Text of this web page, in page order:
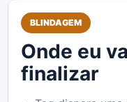
BLINDAGEM
Onde eu
finalizar